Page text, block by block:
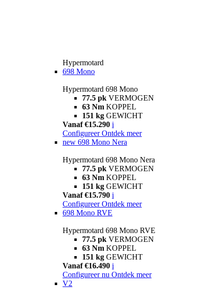
Hypermotard
698 Mono
Hypermotard 698 Mono
77.5 pk VERMOGEN
63 Nm KOPPEL
151 kg GEWICHT
Vanaf €15.290 i
Configureer Ontdek meer
new 698 Mono Nera
Hypermotard 698 Mono Nera
77.5 pk VERMOGEN
63 Nm KOPPEL
151 kg GEWICHT
Vanaf €15.790 i
Configureer Ontdek meer
698 Mono RVE
Hypermotard 698 Mono RVE
77.5 pk VERMOGEN
63 Nm KOPPEL
151 kg GEWICHT
Vanaf €16.490 i
Configureer nu Ontdek meer
V2